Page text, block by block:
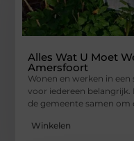
Alles Wat U Moet
Amersfoort
Wonen en werken in
voor iedereen
de gemeente samen om
Winkelen